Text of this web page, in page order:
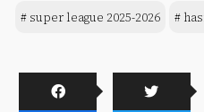
# super league 2025-2026 #